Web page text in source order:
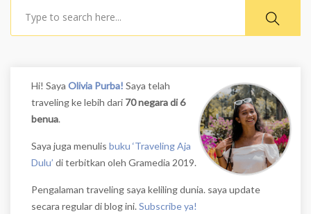
Hi! Saya Olivia Purba! Saya telah
traveling ke lebih dari 70 negara di 6
benua.
Saya juga menulis buku ‘Traveling Aja
Dulu’ di terbitkan oleh Gramedia 2019.
Pengalaman traveling saya keliling dunia. saya update
secara regular di blog ini. Subscribe ya!